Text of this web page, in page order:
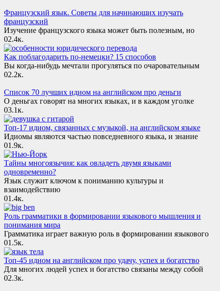
Французский язык. Советы для начинающих изучать
французский
Изучение французского языка может быть полезным, но
02.4к.
Как поблагодарить по-немецки? 15 способов
Вы когда-нибудь мечтали прогуляться по очаровательным
02.2к.
Список 70 лучших идиом на английском про деньги
О деньгах говорят на многих языках, и в каждом уголке
03.1к.
Топ-17 идиом, связанных с музыкой, на английском языке
Идиомы являются частью повседневного языка, и знание
01.9к.
Тайны многоязычия: как овладеть двумя языками
одновременно?
Язык служит ключом к пониманию культуры и
взаимодействию
01.4к.
Роль грамматики в формировании языкового мышления и
понимания мира
Грамматика играет важную роль в формировании языкового
01.5к.
Топ-45 идиом на английском про удачу, успех и богатство
Для многих людей успех и богатство связаны между собой
02.3к.